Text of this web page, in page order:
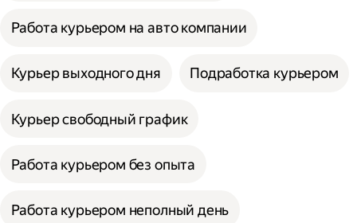
Работа курьером на авто компании
Курьер выходного дня Подработка курьером
Курьер свободный график
Работа курьером без опыта
Работа курьером неполный день